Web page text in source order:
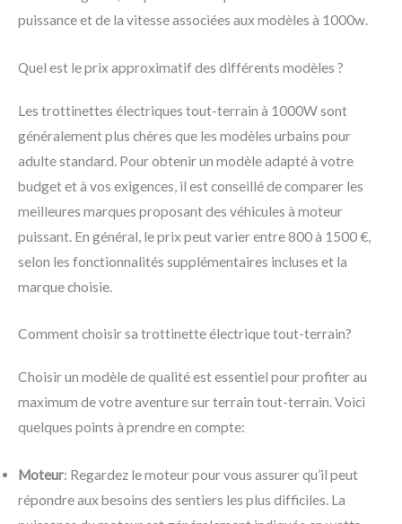
puissance et de la vitesse associées aux modèles à 1000w.
Quel est le prix approximatif des différents modèles ?
Les trottinettes électriques tout-terrain à 1000W sont
généralement plus chères que les modèles urbains pour
adulte standard. Pour obtenir un modèle adapté à votre
budget et à vos exigences, il est conseillé de comparer les
meilleures marques proposant des véhicules à moteur
puissant. En général, le prix peut varier entre 800 à 1500 €,
selon les fonctionnalités supplémentaires incluses et la
marque choisie.
Comment choisir sa trottinette électrique tout-terrain?
Choisir un modèle de qualité est essentiel pour profiter au
maximum de votre aventure sur terrain tout-terrain. Voici
quelques points à prendre en compte:
Moteur: Regardez le moteur pour vous assurer qu’il peut
répondre aux besoins des sentiers les plus difficiles. La